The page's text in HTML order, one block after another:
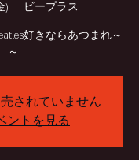
)
  |
ビープラス
好きならあつまれ～
～
されていません
ントを見る